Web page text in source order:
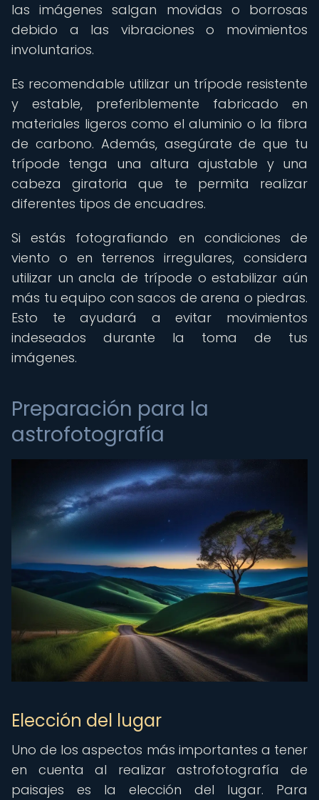
las imágenes salgan movidas o borrosas
debido a las vibraciones o movimientos
involuntarios.
Es recomendable utilizar un trípode resistente
y estable, preferiblemente fabricado en
materiales ligeros como el aluminio o la fibra
de carbono. Además, asegúrate de que tu
trípode tenga una altura ajustable y una
cabeza giratoria que te permita realizar
diferentes tipos de encuadres.
Si estás fotografiando en condiciones de
viento o en terrenos irregulares, considera
utilizar un ancla de trípode o estabilizar aún
más tu equipo con sacos de arena o piedras.
Esto te ayudará a evitar movimientos
indeseados durante la toma de tus
imágenes.
Preparación para la
astrofotografía
Elección del lugar
Uno de los aspectos más importantes a tener
en cuenta al realizar astrofotografía de
paisajes es la elección del lugar. Para